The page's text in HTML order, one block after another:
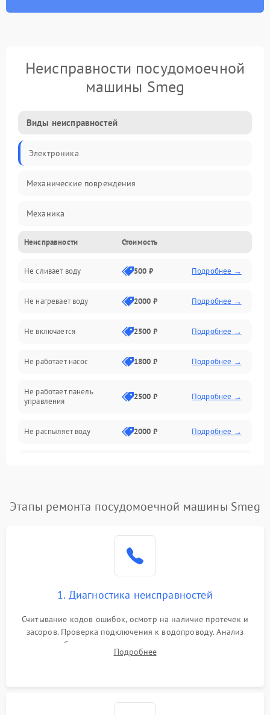
Неисправности посудомоечной
машины Smeg
Виды неисправностей
Электроника
Механические повреждения
Механика
Управление
Электропитание
Датчики
Нагрев
Вода
Гигиена
Программное обеспечение
Неисправности Стоимость
Не сливает воду 500 ₽ Подробнее →
Не нагревает воду 2000 ₽ Подробнее →
Не включается 2500 ₽ Подробнее →
Не работает насос 1800 ₽ Подробнее →
Не работает панель
управления
2500 ₽ Подробнее →
Не распыляет воду 2000 ₽ Подробнее →
воды
1800 ₽ Подробнее →
Проблемы с
Этапы ремонта посудомоечной машины Smeg
1. Диагностика неисправностей
Считывание кодов ошибок, осмотр на наличие протечек и
засоров. Проверка подключения к водопроводу. Анализ
жалоб на отсутствие слива, нагрева, вращения
разбрызгивателей или срабатывание системы защиты
Подробнее